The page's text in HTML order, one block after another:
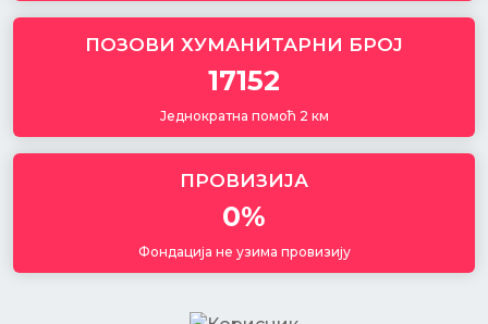
ПОЗОВИ ХУМАНИТАРНИ БРОЈ
17152
Једнократна помоћ 2 км
ПРОВИЗИЈА
0%
Фондација не узима провизију